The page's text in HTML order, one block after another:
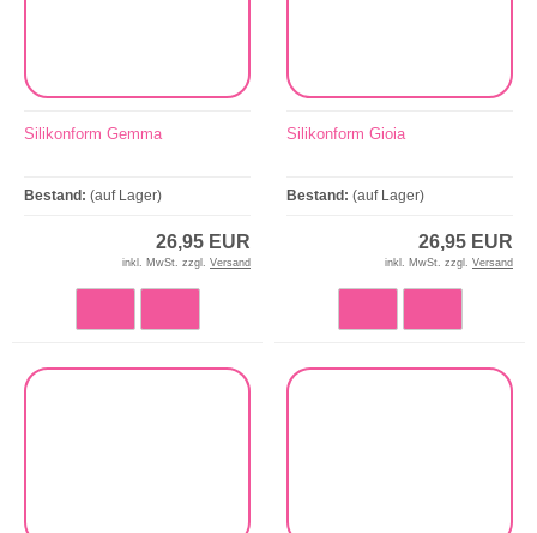
Silikonform Gemma
Bestand: (auf Lager)
26,95 EUR
inkl. MwSt. zzgl. Versand
Silikonform Gioia
Bestand: (auf Lager)
26,95 EUR
inkl. MwSt. zzgl. Versand